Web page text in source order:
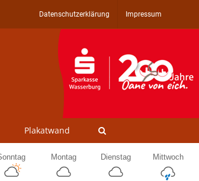
Datenschutzerklärung Impressum
Plakatwand